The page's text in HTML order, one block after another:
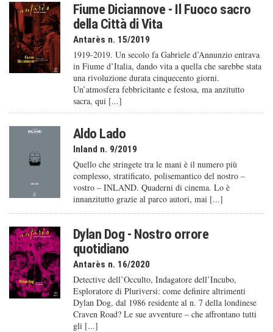
Fiume Diciannove - Il Fuoco sacro
della Città di Vita
Antarès n. 15/2019
1919-2019. Un secolo fa Gabriele d’Annunzio entrava
in Fiume d’Italia, dando vita a quella che sarebbe stata
una rivoluzione durata cinquecento giorni.
Un’atmosfera febbricitante e festosa, ma anzitutto
sacra, qui [...]
Aldo Lado
Inland n. 9/2019
Quello che stringete tra le mani è il numero più
complesso, stratificato, polisemantico del nostro –
vostro – INLAND. Quaderni di cinema. Lo è
innanzitutto grazie al parco autori, mai [...]
Dylan Dog - Nostro orrore
quotidiano
Antarès n. 16/2020
Detective dell’Occulto, Indagatore dell’Incubo,
Esploratore di Pluriversi: come definire altrimenti
Dylan Dog, dal 1986 residente al n. 7 della londinese
Craven Road? Le sue avventure – che affrontano tutti
gli [...]